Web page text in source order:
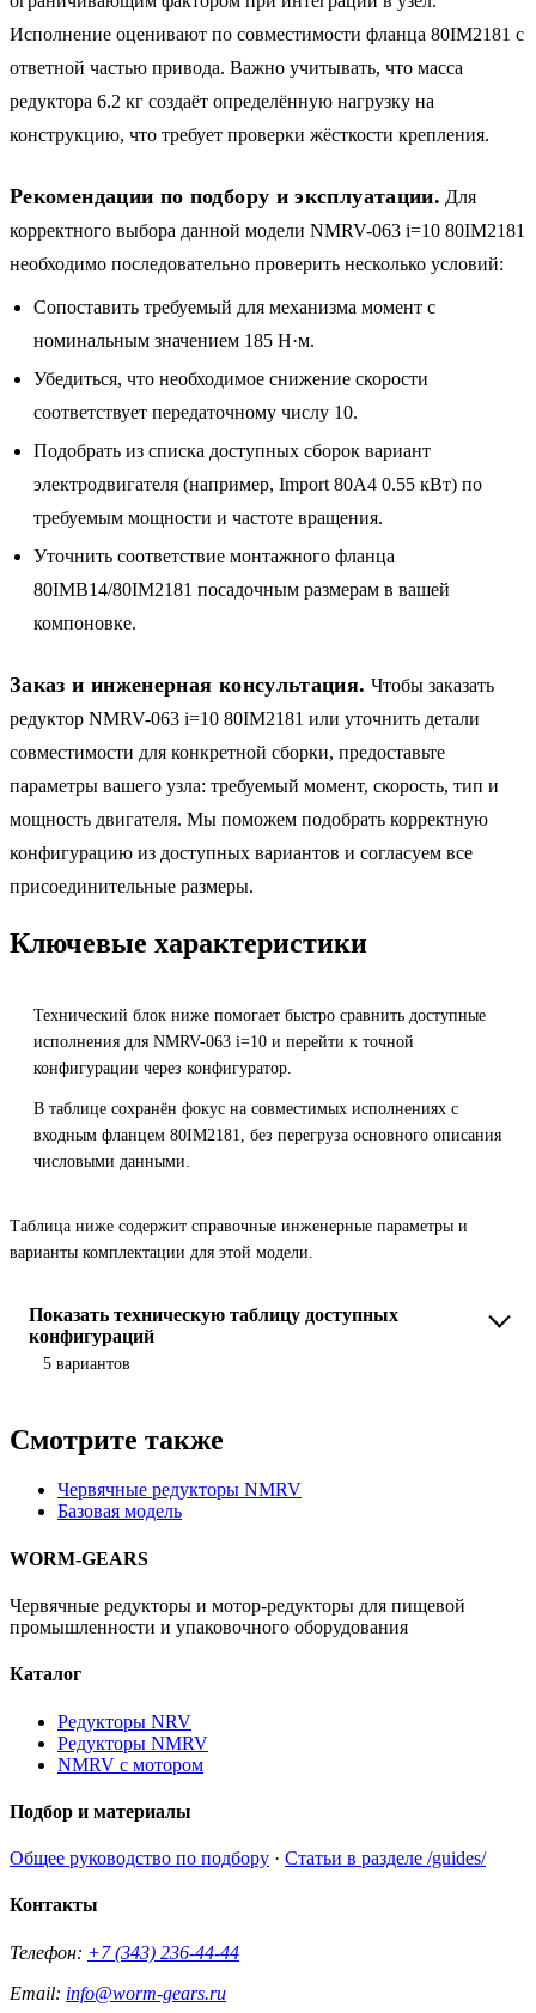
Исполнение оценивают по совместимости фланца 80IM2181 с
ответной частью привода. Важно учитывать, что масса
редуктора 6.2 кг создаёт определённую нагрузку на
конструкцию, что требует проверки жёсткости крепления.
Рекомендации по подбору и эксплуатации. Для
корректного выбора данной модели NMRV-063 i=10 80IM2181
необходимо последовательно проверить несколько условий:
Сопоставить требуемый для механизма момент с
номинальным значением 185 Н·м.
Убедиться, что необходимое снижение скорости
соответствует передаточному числу 10.
Подобрать из списка доступных сборок вариант
электродвигателя (например, Import 80A4 0.55 кВт) по
требуемым мощности и частоте вращения.
Уточнить соответствие монтажного фланца
80IMB14/80IM2181 посадочным размерам в вашей
компоновке.
Заказ и инженерная консультация. Чтобы заказать
редуктор NMRV-063 i=10 80IM2181 или уточнить детали
совместимости для конкретной сборки, предоставьте
параметры вашего узла: требуемый момент, скорость, тип и
мощность двигателя. Мы поможем подобрать корректную
конфигурацию из доступных вариантов и согласуем все
присоединительные размеры.
Ключевые характеристики
Технический блок ниже помогает быстро сравнить доступные
исполнения для NMRV-063 i=10 и перейти к точной
конфигурации через конфигуратор.
В таблице сохранён фокус на совместимых исполнениях с
входным фланцем 80IM2181, без перегруза основного описания
числовыми данными.
Таблица ниже содержит справочные инженерные параметры и
варианты комплектации для этой модели.
Показать техническую таблицу доступных
конфигураций
5 вариантов
Смотрите также
Червячные редукторы NMRV
Базовая модель
WORM-GEARS
Червячные редукторы и мотор-редукторы для пищевой
промышленности и упаковочного оборудования
Каталог
Редукторы NRV
Редукторы NMRV
NMRV с мотором
Подбор и материалы
Общее руководство по подбору · Статьи в разделе /guides/
Контакты
Телефон: +7 (343) 236-44-44
Email: info@worm-gears.ru